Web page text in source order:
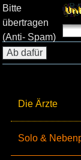
Die Ärzte
Solo &
Bitte
übertragen
(Anti- Spam)